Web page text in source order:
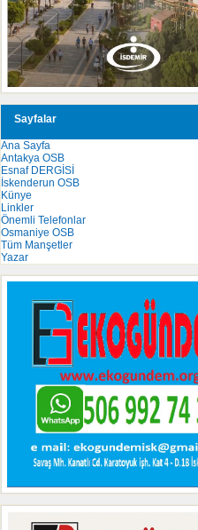
Sayfalar
Ana Sayfa
Antakya OSB
Esnaf DERGİSİ
İskenderun OSB
Künye
Linkler
Önemli Telefonlar
Osmaniye OSB
Tüm Manşetler
Yazar